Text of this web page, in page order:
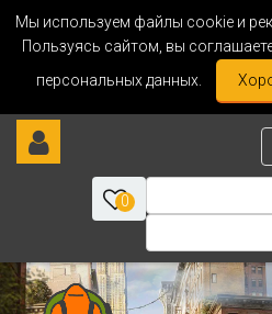
Мы используем файлы cookie и
Пользуясь сайтом, вы
персональных данных.
0